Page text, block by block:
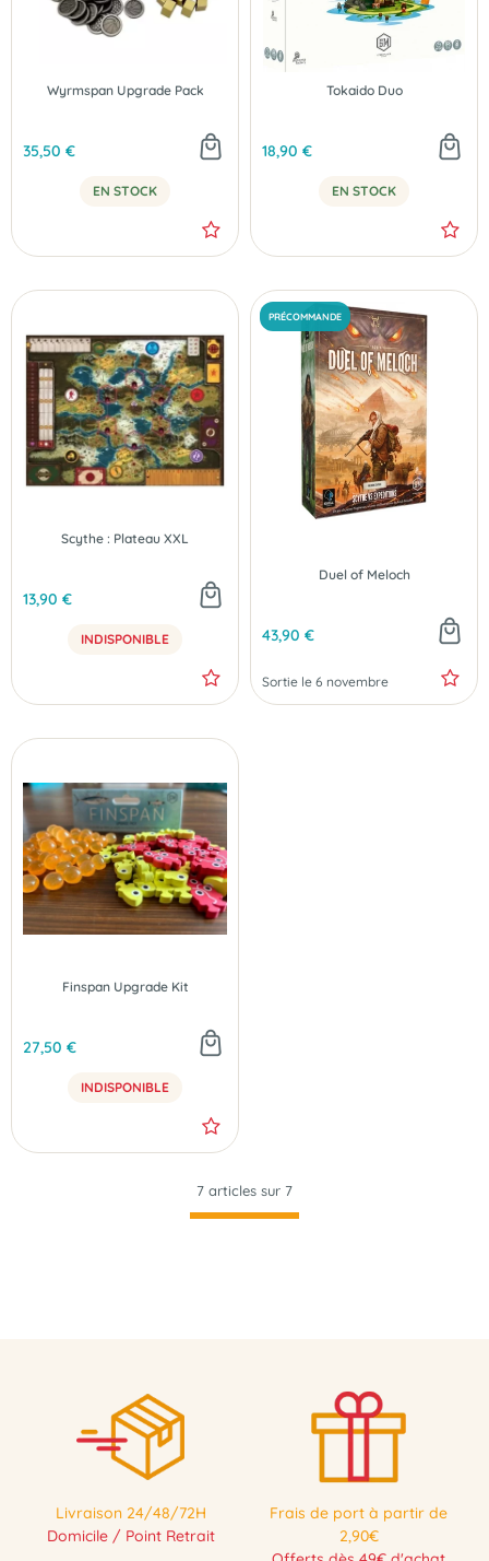
Wyrmspan Upgrade Pack
35,50 €
EN STOCK
Tokaido Duo
18,90 €
EN STOCK
Scythe : Plateau XXL
13,90 €
INDISPONIBLE
Duel of Meloch
43,90 €
Sortie le 6 novembre
Finspan Upgrade Kit
27,50 €
INDISPONIBLE
7 articles sur 7
Livraison 24/48/72H
Domicile / Point Retrait
Frais de port à partir de
2,90€